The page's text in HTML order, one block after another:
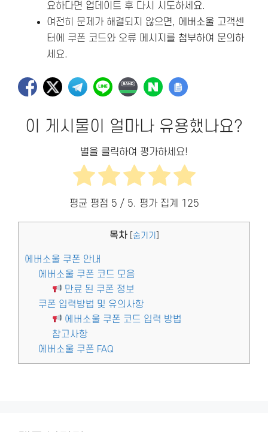
요하다면 업데이트 후 다시 시도하세요.
여전히 문제가 해결되지 않으면, 에버소울 고객센
터에 쿠폰 코드와 오류 메시지를 첨부하여 문의하
세요.
이 게시물이 얼마나 유용했나요?
별을 클릭하여 평가하세요!
평균 평점 5 / 5. 평가 집계 125
목차 숨기기
에버소울 쿠폰 안내
에버소울 쿠폰 코드 모음
만료 된 쿠폰 정보
쿠폰 입력방법 및 유의사항
에버소울 쿠폰 코드 입력 방법
참고사항
에버소울 쿠폰 FAQ